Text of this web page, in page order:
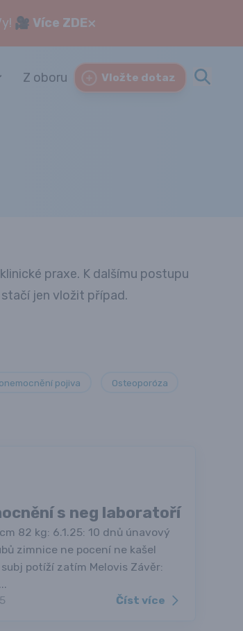
🎥 Více ZDE×
Z oboru Vložte dotaz
praxe. K dalšímu postupu
jen vložit případ.
pojiva Osteoporóza
s neg laboratoří
82 kg: 6.1.25: 10 dnů únavový
zimnice ne pocení ne kašel
potíží zatím Melovis Závěr:
Číst více